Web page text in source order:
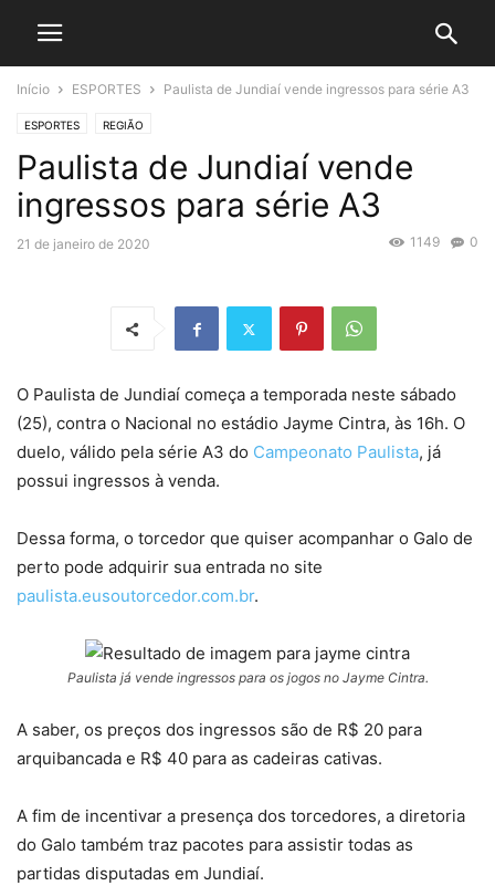
Início ESPORTES Paulista de Jundiaí vende ingressos para série A3
ESPORTES REGIÃO
Paulista de Jundiaí vende
ingressos para série A3
21 de janeiro de 2020 0
1149
O Paulista de Jundiaí começa a temporada neste sábado
(25), contra o Nacional no estádio Jayme Cintra, às 16h. O
duelo, válido pela série A3 do Campeonato Paulista, já
possui ingressos à venda.
Dessa forma, o torcedor que quiser acompanhar o Galo de
perto pode adquirir sua entrada no site
paulista.eusoutorcedor.com.br.
Paulista já vende ingressos para os jogos no Jayme Cintra.
A saber, os preços dos ingressos são de R$ 20 para
arquibancada e R$ 40 para as cadeiras cativas.
A fim de incentivar a presença dos torcedores, a diretoria
do Galo também traz pacotes para assistir todas as
partidas disputadas em Jundiaí.